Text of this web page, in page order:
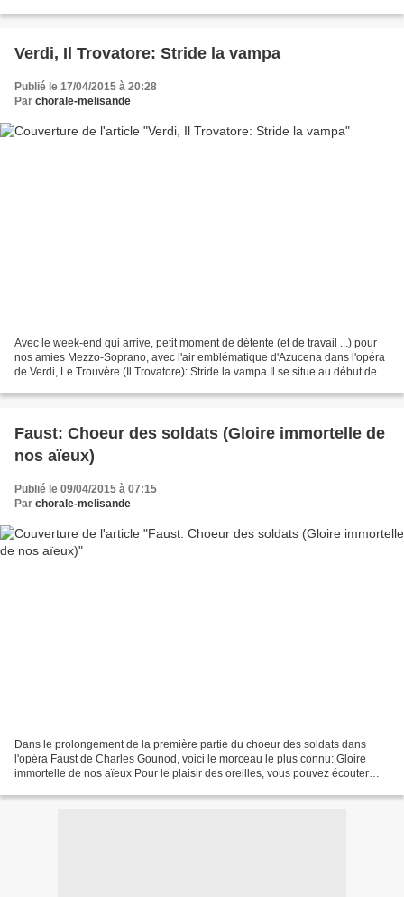
Verdi, Il Trovatore: Stride la vampa
Publié le 17/04/2015 à 20:28
Par chorale-melisande
Avec le week-end qui arrive, petit moment de détente (et de travail ...) pour
nos amies Mezzo-Soprano, avec l'air emblématique d'Azucena dans l'opéra
de Verdi, Le Trouvère (Il Trovatore): Stride la vampa Il se situe au début de
Faust: Choeur des soldats (Gloire immortelle de
nos aïeux)
Publié le 09/04/2015 à 07:15
Par chorale-melisande
Dans le prolongement de la première partie du choeur des soldats dans
l'opéra Faust de Charles Gounod, voici le morceau le plus connu: Gloire
immortelle de nos aïeux Pour le plaisir des oreilles, vous pouvez écouter